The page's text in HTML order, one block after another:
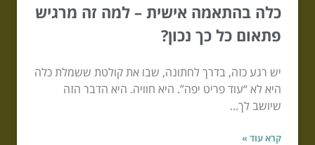
כלה בהתאמה אישית – למה זה מרגיש
פתאום כל כך נכון?
יש רגע כזה, בדרך לחתונה, שבו את קולטת ששמלת כלה
היא לא “עוד פריט יפה”. היא חוויה. היא הדבר הזה
שיושב לך...
קרא עוד »